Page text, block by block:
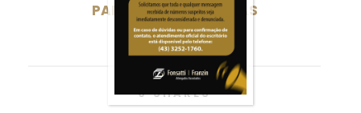
PARA OS TELEFONISTAS
0 SHARES